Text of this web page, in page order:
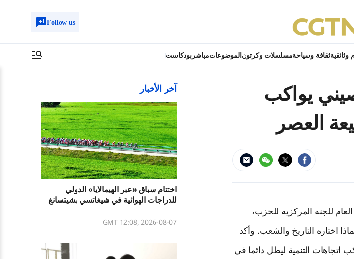
Follow us
وثائقيةثقافة وسياحةمسلسلات وكرتون الموضوعاتمباشربودكاست
يواكب
العصر
للجنة المركزية للحزب،
إنجازات متواصلة على مدار 105 سنوات، ولماذا اختاره التاريخ والشعب. وأكد
اتجاهات التنمية ليظل دائما في
آخر الأخبار
اختتام سباق «عبر الهيمالايا» الدولي
للدراجات الهوائية في شيغاتسي بشيتسانغ
GMT 12:08, 2026-08-07